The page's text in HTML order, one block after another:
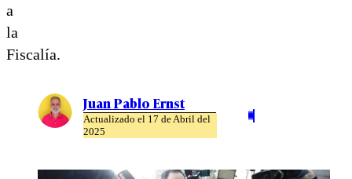
a
la
Fiscalía.
Juan Pablo Ernst
Actualizado el 17 de Abril del
2025